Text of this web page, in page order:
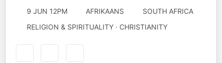
9 JUN 12PM AFRIKAANS
SOUTH AFRICA
RELIGION & SPIRITUALITY · CHRISTIANITY